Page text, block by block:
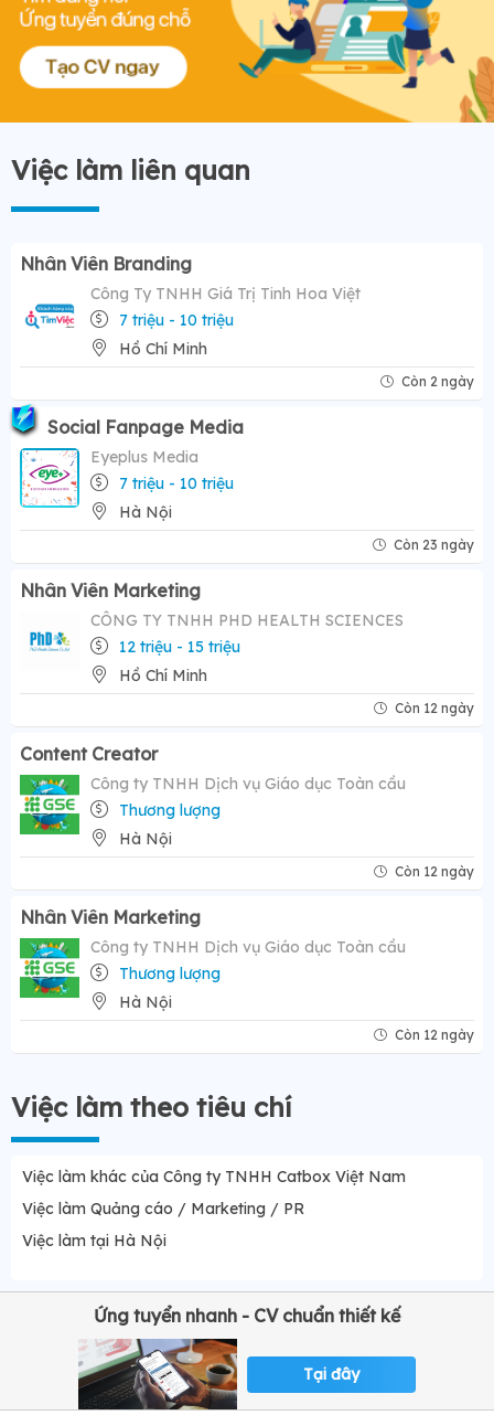
Việc làm liên quan
Nhân Viên Branding
Công Ty TNHH Giá Trị Tinh Hoa Việt
7 triệu - 10 triệu
Hồ Chí Minh
Còn 2 ngày
Social Fanpage Media
Eyeplus Media
7 triệu - 10 triệu
Hà Nội
Còn 23 ngày
Nhân Viên Marketing
CÔNG TY TNHH PHD HEALTH SCIENCES
12 triệu - 15 triệu
Hồ Chí Minh
Còn 12 ngày
Content Creator
Công ty TNHH Dịch vụ Giáo dục Toàn cầu
Thương lượng
Hà Nội
Còn 12 ngày
Nhân Viên Marketing
Công ty TNHH Dịch vụ Giáo dục Toàn cầu
Thương lượng
Hà Nội
Còn 12 ngày
Việc làm theo tiêu chí
Việc làm khác của Công ty TNHH Catbox Việt Nam
Việc làm Quảng cáo / Marketing / PR
Việc làm tại Hà Nội
Ứng tuyển nhanh - CV chuẩn thiết kế
Tại đây